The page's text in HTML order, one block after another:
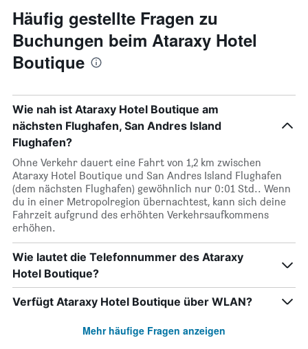
Häufig gestellte Fragen zu
Buchungen beim Ataraxy Hotel
Boutique
Wie nah ist Ataraxy Hotel Boutique am
nächsten Flughafen, San Andres Island
Flughafen?
Ohne Verkehr dauert eine Fahrt von 1,2 km zwischen
Ataraxy Hotel Boutique und San Andres Island Flughafen
(dem nächsten Flughafen) gewöhnlich nur 0:01 Std.. Wenn
du in einer Metropolregion übernachtest, kann sich deine
Fahrzeit aufgrund des erhöhten Verkehrsaufkommens
erhöhen.
Wie lautet die Telefonnummer des Ataraxy
Hotel Boutique?
Verfügt Ataraxy Hotel Boutique über WLAN?
Mehr häufige Fragen anzeigen